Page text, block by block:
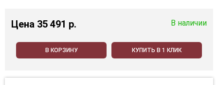
Цена 35 491 p. В наличии
В КОРЗИНУ КУПИТЬ В 1 КЛИК